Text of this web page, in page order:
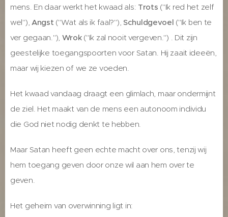
mens. En daar werkt het kwaad als: Trots ("Ik red het zelf
wel"),Angst ("Wat als ik faal?"), Schuldgevoel ("Ik ben te
ver gegaan."), Wrok("Ik zal nooit vergeven.") . Dit zijn
geestelijke toegangspoorten voor Satan. Hij zaait ideeën,
maar wij kiezen of we ze voeden.
Het kwaad vandaag draagt een glimlach, maar ondermijnt
de ziel. Het maakt van de mens een autonoom individu
die God niet nodig denkt te hebben.
Maar Satan heeft geen echte macht over ons, tenzij wij
hem toegang geven door onze wil aan hem over te
geven.
Het geheim van overwinning ligt in: